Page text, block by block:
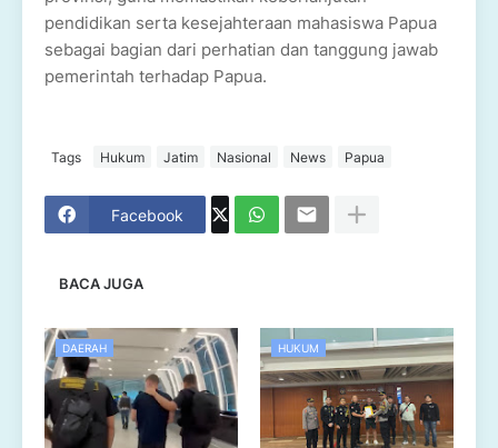
pendidikan serta kesejahteraan mahasiswa Papua
sebagai bagian dari perhatian dan tanggung jawab
pemerintah terhadap Papua.
Tags Hukum Jatim Nasional News Papua
Facebook
BACA JUGA
DAERAH HUKUM